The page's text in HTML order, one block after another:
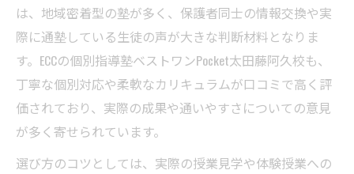
は、地域密着型の塾が多く、保護者同士の情報交換や実
際に通塾している生徒の声が大きな判断材料となりま
す。ECCの個別指導塾ベストワンPocket太田藤阿久校も、
丁寧な個別対応や柔軟なカリキュラムが口コミで高く評
価されており、実際の成果や通いやすさについての意見
が多く寄せられています。
選び方のコツとしては、実際の授業見学や体験授業への